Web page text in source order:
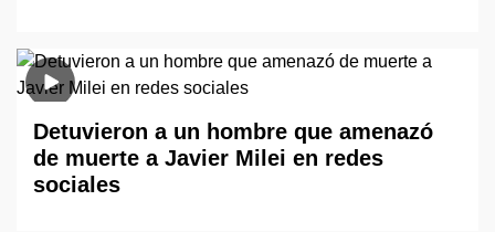
Detuvieron a un hombre que amenazó
de muerte a Javier Milei en redes
sociales